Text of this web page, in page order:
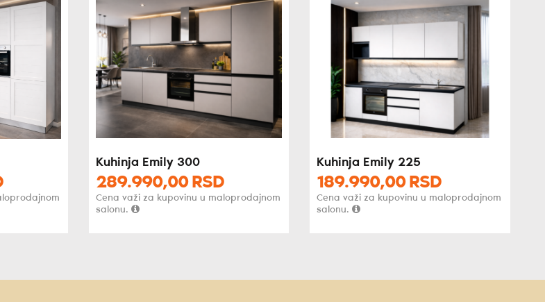
Kuhinja Emily 300
289.990,00 RSD
Cena važi za kupovinu u maloprodajnom
salonu.
Kuhinja Emily 225
189.990,00 RSD
Cena važi za kupovinu u maloprodajnom
salonu.